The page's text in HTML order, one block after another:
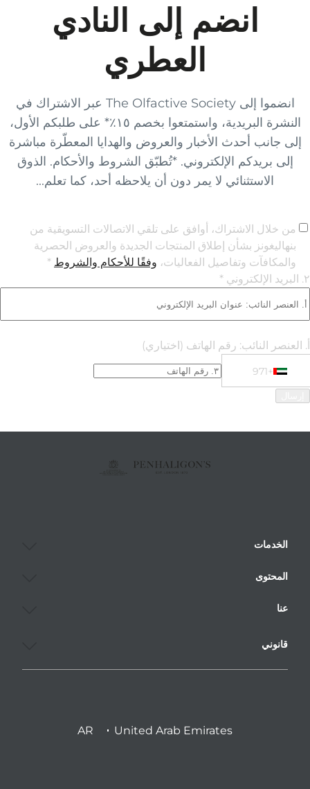
انضم إلى النادي
العطري
انضموا إلى The Olfactive Society عبر الاشتراك في
النشرة البريدية، واستمتعوا بخصم ١٥٪* على طلبكم الأول،
إلى جانب أحدث الأخبار والعروض والهدايا المعطّرة مباشرة
إلى بريدكم الإلكتروني. *تُطبّق الشروط والأحكام. الذوق
الاستثنائي لا يمر دون أن يلاحظه أحد، كما تعلم...
من خلال الاشتراك، أوافق على تلقي الاتصالات التسويقية من
بنهاليغونز بشأن إطلاق المنتجات الجديدة والعروض الحصرية
والمكافآت وتفاصيل الفعاليات، وفقًا للأحكام والشروط *
٢. البريد الإلكتروني *
أ. العنصر النائب: رقم الهاتف (اختياري)
+971
+971 United Arab Emirates (‫الإمارات العربية المتحدة‬‎)
Phone Number
الخدمات
المحتوى
عنا
قانوني
United Arab Emirates
AR